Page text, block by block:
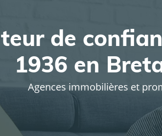
de
1936 en
Agences immobilières et